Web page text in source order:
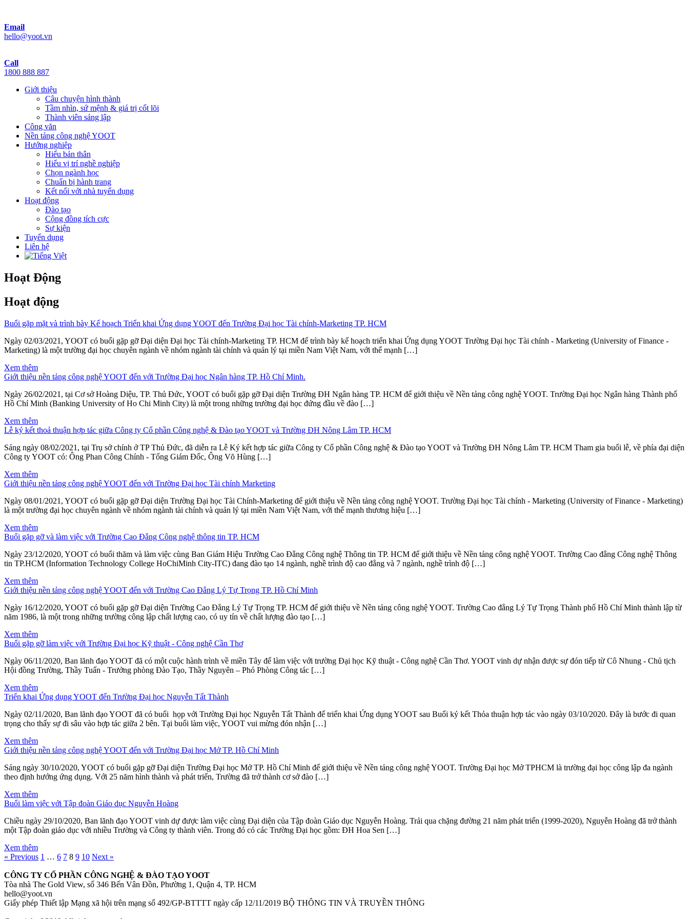
Email
hello@yoot.vn
Call
1800 888 887
Giới thiệu
Câu chuyện hình thành
Tầm nhìn, sứ mệnh & giá trị cốt lõi
Thành viên sáng lập
Công văn
Nền tảng công nghệ YOOT
Hướng nghiệp
Hiểu bản thân
Hiểu vị trí nghề nghiệp
Chọn ngành học
Chuẩn bị hành trang
Kết nối với nhà tuyển dụng
Hoạt động
Đào tạo
Cộng đồng tích cực
Sự kiện
Tuyển dụng
Liên hệ
Hoạt Động
Hoạt động
Buổi gặp mặt và trình bày Kế hoạch Triển khai Ứng dụng YOOT đến Trường Đại học Tài chính-Marketing TP. HCM
Ngày 02/03/2021, YOOT có buổi gặp gỡ Đại diện Đại học Tài chính-Marketing TP. HCM để trình bày kế hoạch triển khai Ứng dụng YOOT Trường Đại học Tài chính - Marketing (University of Finance -
Marketing) là một trường đại học chuyên ngành về nhóm ngành tài chính và quản lý tại miền Nam Việt Nam, với thế mạnh […]
Xem thêm
Giới thiệu nền tảng công nghệ YOOT đến với Trường Đại học Ngân hàng TP. Hồ Chí Minh.
Ngày 26/02/2021, tại Cơ sở Hoàng Diệu, TP. Thủ Đức, YOOT có buổi gặp gỡ Đại diện Trường ĐH Ngân hàng TP. HCM để giới thiệu về Nền tảng công nghệ YOOT. Trường Đại học Ngân hàng Thành phố
Hồ Chí Minh (Banking University of Ho Chi Minh City) là một trong những trường đại học đứng đầu về đào […]
Xem thêm
Lễ ký kết thoả thuận hợp tác giữa Công ty Cổ phần Công nghệ & Đào tạo YOOT và Trường ĐH Nông Lâm TP. HCM
Sáng ngày 08/02/2021, tại Trụ sở chính ở TP Thủ Đức, đã diễn ra Lễ Ký kết hợp tác giữa Công ty Cổ phần Công nghệ & Đào tạo YOOT và Trường ĐH Nông Lâm TP. HCM Tham gia buổi lễ, về phía đại diện
Công ty YOOT có: Ông Phan Công Chính - Tổng Giám Đốc, Ông Võ Hùng […]
Xem thêm
Giới thiệu nền tảng công nghệ YOOT đến với Trường Đại học Tài chính Marketing
Ngày 08/01/2021, YOOT có buổi gặp gỡ Đại diện Trường Đại học Tài Chính-Marketing để giới thiệu về Nền tảng công nghệ YOOT. Trường Đại học Tài chính - Marketing (University of Finance - Marketing)
là một trường đại học chuyên ngành về nhóm ngành tài chính và quản lý tại miền Nam Việt Nam, với thế mạnh thương hiệu […]
Xem thêm
Buổi gặp gỡ và làm việc với Trường Cao Đẳng Công nghệ thông tin TP. HCM
Ngày 23/12/2020, YOOT có buổi thăm và làm việc cùng Ban Giám Hiệu Trường Cao Đẳng Công nghệ Thông tin TP. HCM để giới thiệu về Nền tảng công nghệ YOOT. Trường Cao đẳng Công nghệ Thông
tin TP.HCM (Information Technology College HoChiMinh City-ITC) đang đào tạo 14 ngành, nghề trình độ cao đẳng và 7 ngành, nghề trình độ […]
Xem thêm
Giới thiệu nền tảng công nghệ YOOT đến với Trường Cao Đẳng Lý Tự Trọng TP. Hồ Chí Minh
Ngày 16/12/2020, YOOT có buổi gặp gỡ Đại diện Trường Cao Đẳng Lý Tự Trọng TP. HCM để giới thiệu về Nền tảng công nghệ YOOT. Trường Cao đẳng Lý Tự Trọng Thành phố Hồ Chí Minh thành lập từ
năm 1986, là một trong những trường công lập chất lượng cao, có uy tín về chất lượng đào tạo […]
Xem thêm
Buổi gặp gỡ làm việc với Trường Đại học Kỹ thuật - Công nghệ Cần Thơ
Ngày 06/11/2020, Ban lãnh đạo YOOT đã có một cuộc hành trình về miền Tây để làm việc với trường Đại học Kỹ thuật - Công nghệ Cần Thơ. YOOT vinh dự nhận được sự đón tiếp từ Cô Nhung - Chủ tịch
Hội đồng Trường, Thầy Tuấn - Trưởng phòng Đào Tạo, Thầy Nguyên – Phó Phòng Công tác […]
Xem thêm
Triển khai Ứng dụng YOOT đến Trường Đại học Nguyễn Tất Thành
Ngày 02/11/2020, Ban lãnh đạo YOOT đã có buổi họp với Trường Đại học Nguyễn Tất Thành để triển khai Ứng dụng YOOT sau Buổi ký kết Thỏa thuận hợp tác vào ngày 03/10/2020. Đây là bước đi quan
trọng cho thấy sự đi sâu vào hợp tác giữa 2 bên. Tại buổi làm việc, YOOT vui mừng đón nhận […]
Xem thêm
Giới thiệu nền tảng công nghệ YOOT đến với Trường Đại học Mở TP. Hồ Chí Minh
Sáng ngày 30/10/2020, YOOT có buổi gặp gỡ Đại diện Trường Đại học Mở TP. Hồ Chí Minh để giới thiệu về Nền tảng công nghệ YOOT. Trường Đại học Mở TPHCM là trường đại học công lập đa ngành
theo định hướng ứng dụng. Với 25 năm hình thành và phát triển, Trường đã trở thành cơ sở đào […]
Xem thêm
Buổi làm việc với Tập đoàn Giáo dục Nguyễn Hoàng
Chiều ngày 29/10/2020, Ban lãnh đạo YOOT vinh dự được làm việc cùng Đại diện của Tập đoàn Giáo dục Nguyễn Hoàng. Trải qua chặng đường 21 năm phát triển (1999-2020), Nguyễn Hoàng đã trở thành
một Tập đoàn giáo dục với nhiều Trường và Công ty thành viên. Trong đó có các Trường Đại học gồm: ĐH Hoa Sen […]
Xem thêm
« Previous 1 … 6 7 8 9 10 Next »
CÔNG TY CỔ PHẦN CÔNG NGHỆ & ĐÀO TẠO YOOT
Tòa nhà The Gold View, số 346 Bến Vân Đồn, Phường 1, Quận 4, TP. HCM
hello@yoot.vn
Giấy phép Thiết lập Mạng xã hội trên mạng số 492/GP-BTTTT ngày cấp 12/11/2019 BỘ THÔNG TIN VÀ TRUYỀN THÔNG